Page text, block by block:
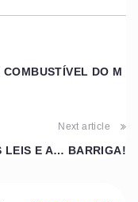
DO M
Next article
LEIS E A… BARRIGA!